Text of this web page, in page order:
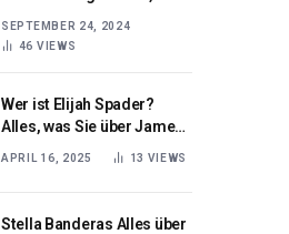
die Grünen
SEPTEMBER 24, 2024
46 VIEWS
Wer ist Elijah Spader?
Alles, was Sie über James
Spaders Sohn wissen
APRIL 16, 2025 13 VIEWS
Stella Banderas Alles über